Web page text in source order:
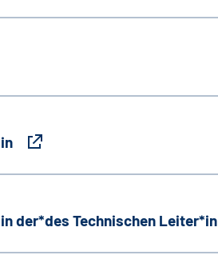
der*des Technischen Leiter*in